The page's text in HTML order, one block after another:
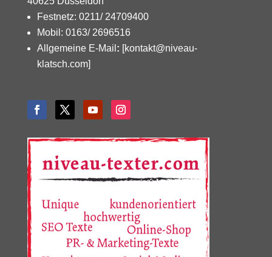
Festnetz: 0211/ 24709400
Mobil: 0163/ 2696516
Allgemeine E-Mail : [kontakt@niveau-
klatsch.com]